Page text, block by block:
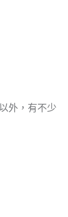
外，有不少